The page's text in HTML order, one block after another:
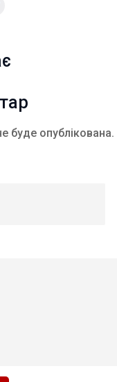
буде опублікована.